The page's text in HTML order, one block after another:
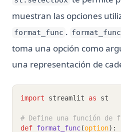
muestran las opciones
format_func . format_func
toma una opción como
una representación de
import streamlit as st
# Define una función de
def format_func(option):